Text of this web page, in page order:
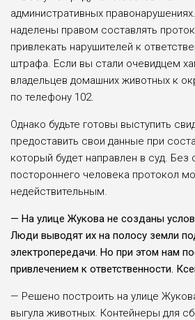
административных
на­делены правом состав­лять
привлекать нару­шителей к
штрафа. Ес­ли вы стали очевидцем
вла­дельцев домашних жи­вотных к
по телефону 102.
Однако будьте гото­вы выступить
предоставить свои данные при
который будет направлен в суд. Без
постороннего человека протокол
недействи­тельным.
— На улице Жукова не созданы
Люди выводят их на по­лосу земли
электропередачи. Но при этом нам
привлечением к ответственности.
— Решено построить на улице
выгула жи­вотных. Контейнеры для